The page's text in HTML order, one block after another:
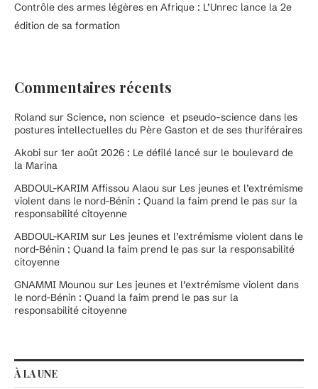
Contrôle des armes légères en Afrique : L’Unrec lance la 2e
édition de sa formation
Commentaires récents
Roland sur Science, non science et pseudo-science dans les
postures intellectuelles du Père Gaston et de ses thuriféraires
Akobi sur 1er août 2026 : Le défilé lancé sur le boulevard de
la Marina
ABDOUL-KARIM Affissou Alaou sur Les jeunes et l’extrémisme
violent dans le nord-Bénin : Quand la faim prend le pas sur la
responsabilité citoyenne
ABDOUL-KARIM sur Les jeunes et l’extrémisme violent dans le
nord-Bénin : Quand la faim prend le pas sur la responsabilité
citoyenne
GNAMMI Mounou sur Les jeunes et l’extrémisme violent dans
le nord-Bénin : Quand la faim prend le pas sur la
responsabilité citoyenne
À LA UNE